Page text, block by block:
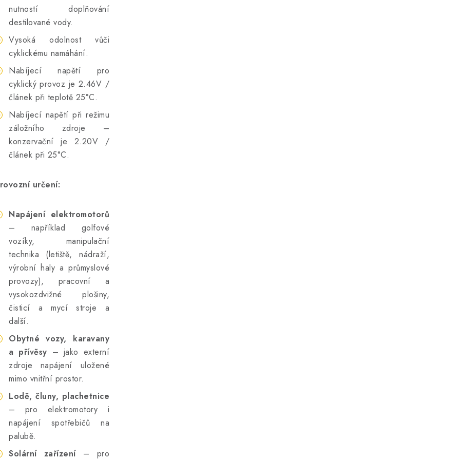
nutností doplňování
destilované vody.
Vysoká odolnost vůči
cyklickému namáhání.
Nabíjecí napětí pro
cyklický provoz je 2.46V /
článek při teplotě 25°C.
Nabíjecí napětí při režimu
záložního zdroje –
konzervační je 2.20V /
článek při 25°C.
určení:
Napájení elektromotorů
– například golfové
vozíky, manipulační
technika (letiště, nádraží,
výrobní haly a průmyslové
provozy), pracovní a
vysokozdvižné plošiny,
čisticí a mycí stroje a
další.
Obytné vozy, karavany
a přívěsy – jako externí
zdroje napájení uložené
mimo vnitřní prostor.
Lodě, čluny, plachetnice
– pro elektromotory i
napájení spotřebičů na
palubě.
Solární zařízení– pro